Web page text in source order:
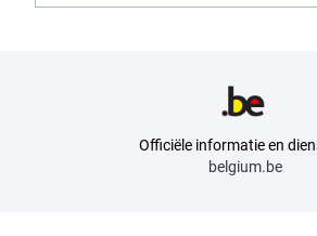
Officiële informatie en
belgium.be